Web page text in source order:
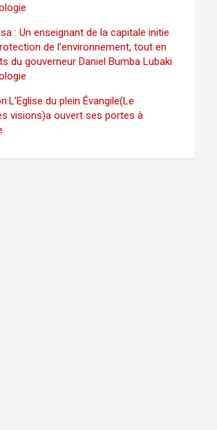
: Un enseignant de la capitale initie
de l’environnement, tout en
du gouverneur Daniel Bumba Lubaki
du plein Évangile(Le
visions)a ouvert ses portes à